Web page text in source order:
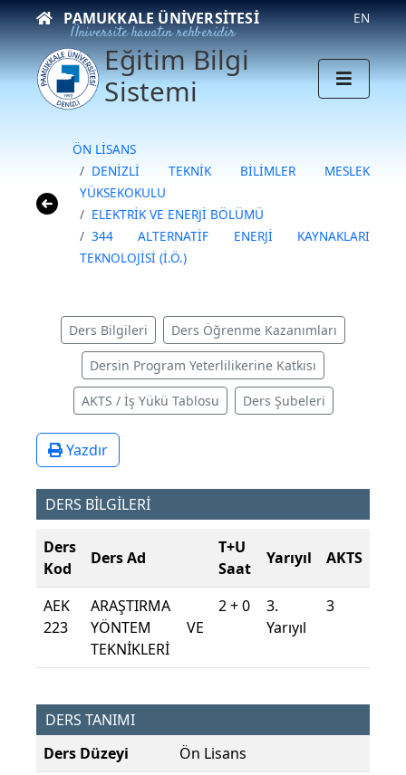
PAMUKKALE ÜNIVERSITESI
Üniversite hayatın rehberidir
EN
Eğitim Bilgi
Sistemi
ÖN LİSANS
DENİZLİ TEKNİK BİLİMLER MESLEK
YÜKSEKOKULU
ELEKTRİK VE ENERJİ BÖLÜMÜ
344 ALTERNATİF ENERJİ KAYNAKLARI
TEKNOLOJİSİ (İ.Ö.)
Ders Bilgileri Ders Öğrenme Kazanımları
Dersin Program Yeterlilikerine Katkısı
AKTS / İş Yükü Tablosu Ders Şubeleri
Yazdır
DERS BİLGİLERİ
Ders
Kod
Ders Ad
T+U
Saat
Yarıyıl AKTS
AEK
223
ARAŞTIRMA
YÖNTEM VE
TEKNİKLERİ
2 + 0
3.
Yarıyıl
3
DERS TANIMI
Ders Düzeyi
Ön Lisans